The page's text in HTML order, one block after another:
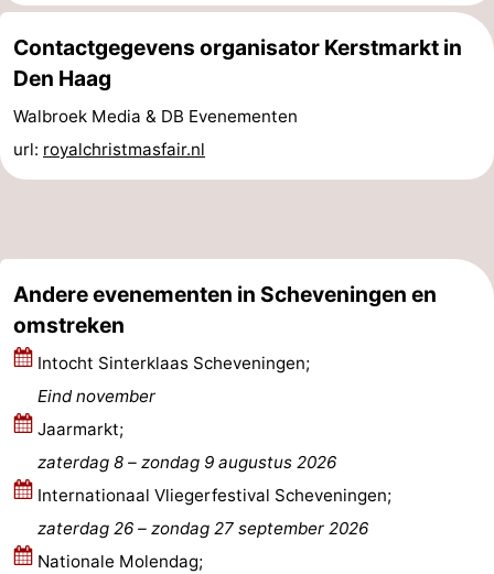
Contactgegevens organisator Kerstmarkt in
Den Haag
Walbroek Media & DB Evenementen
url: royalchristmasfair.nl
Andere evenementen in Scheveningen en
omstreken
Intocht Sinterklaas Scheveningen;
Eind november
Jaarmarkt;
zaterdag 8 –
zondag 9 augustus 2026
Internationaal Vliegerfestival Scheveningen;
zaterdag 26 – zondag 27 september 2026
Nationale Molendag;